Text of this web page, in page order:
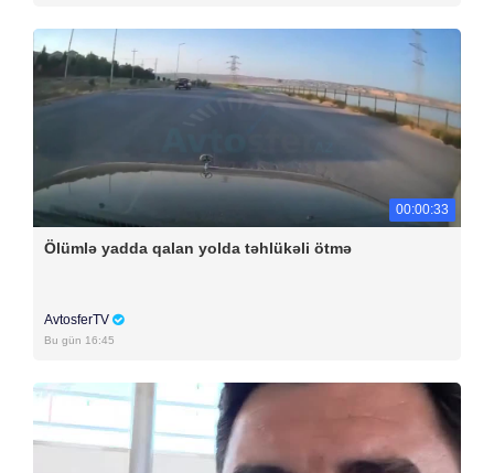
00:00:33
Ölümlə yadda qalan yolda təhlükəli ötmə
AvtosferTV
Bu gün 16:45